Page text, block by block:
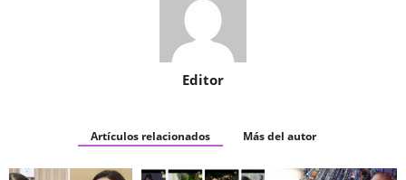
Editor
Artículos relacionados Más del autor